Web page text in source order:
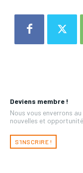
Deviens membre !
Nous vous enverrons
nouvelles et
S'INSCRIRE !